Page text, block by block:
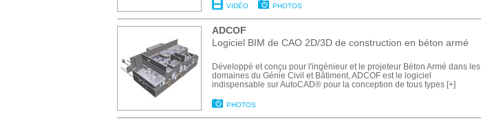
VIDÉO PHOTOS
ADCOF
Logiciel BIM de CAO 2D/3D de construction en béton armé
Développé et conçu pour l'ingénieur et le projeteur Béton Armé dans les
domaines du Génie Civil et Bâtiment, ADCOF est le logiciel
indispensable sur AutoCAD® pour la conception de tous types [+]
PHOTOS